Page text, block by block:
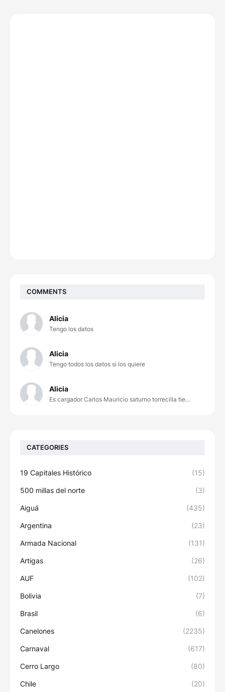
COMMENTS
Alicia
Tengo los datos
Alicia
Tengo todos los datos si los quiere
Alicia
Es cargador Carlos Mauricio saturno torrecilla tie...
CATEGORIES
19 Capitales Histórico (15)
500 millas del norte (3)
Aiguá (435)
Argentina (23)
Armada Nacional (131)
Artigas (26)
AUF (102)
Bolivia (7)
Brasil (6)
Canelones (2235)
Carnaval (617)
Cerro Largo (80)
Chile (20)